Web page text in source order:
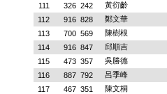
111
326 242
黃衍齡
112
916 828
鄭文華
113
700 569
陳樹根
114
916 847
邱順吉
115
473 357
吳勝德
116
887 792
呂季峰
117
467 351
陳文桐